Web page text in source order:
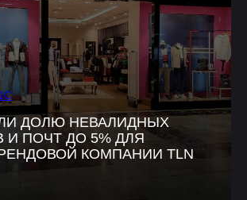
ДОЛЮ НЕВАЛИДНЫХ
ПОЧТ ДО 5% ДЛЯ
КОМПАНИИ TLN